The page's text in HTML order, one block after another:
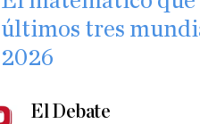
últimos tres
2026
El Debate